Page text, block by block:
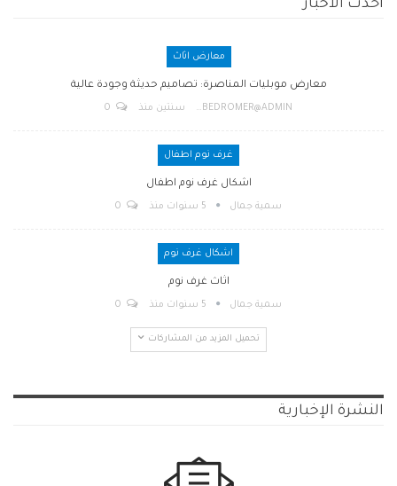
أحدث الأخبار
معارض اثاث
معارض موبليات المناصرة: تصاميم حديثة وجودة عالية
BEDROMER@ADMIN سنتين منذ
غرف نوم اطفال
اشكال غرف نوم اطفال
سمية جمال 5 سنوات منذ
اشكال غرف نوم
اثاث غرف نوم
سمية جمال 5 سنوات منذ
تحميل المزيد من المشاركات
النشرة الإخبارية